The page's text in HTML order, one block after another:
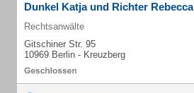
Dunkel Katja und Richter Rebecca
Rechtsanwälte
Gitschiner Str. 95
10969 Berlin - Kreuzberg